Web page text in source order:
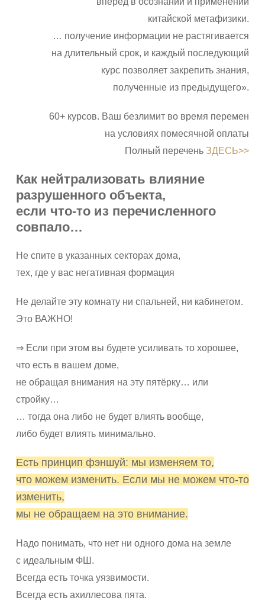
китайской метафизики.
… получение информации не растягивается
на длительный срок, и каждый последующий
курс позволяет закрепить знания,
полученные из предыдущего».
60+ курсов. Ваш безлимит во время перемен
на условиях помесячной оплаты
Полный перечень ЗДЕСЬ>>
Как нейтрализовать влияние
разрушенного объекта,
если что-то из перечисленного
совпало…
Не спите в указанных секторах дома,
тех, где у вас негативная формация
Не делайте эту комнату ни спальней, ни кабинетом.
Это ВАЖНО!
⇒ Если при этом вы будете усиливать то хорошее,
что есть в вашем доме,
не обращая внимания на эту пятёрку… или
стройку…
… тогда она либо не будет влиять вообще,
либо будет влиять минимально.
Есть принцип фэншуй: мы изменяем то,
что можем изменить. Если мы не можем что-то
изменить,
мы не обращаем на это внимание.
Надо понимать, что нет ни одного дома на земле
с идеальным ФШ.
Всегда есть точка уязвимости.
Всегда есть ахиллесова пята.